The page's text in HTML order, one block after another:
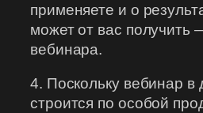
применяете и о
может от вас получить
вебинара.
4. Поскольку вебинар в
строится по особой